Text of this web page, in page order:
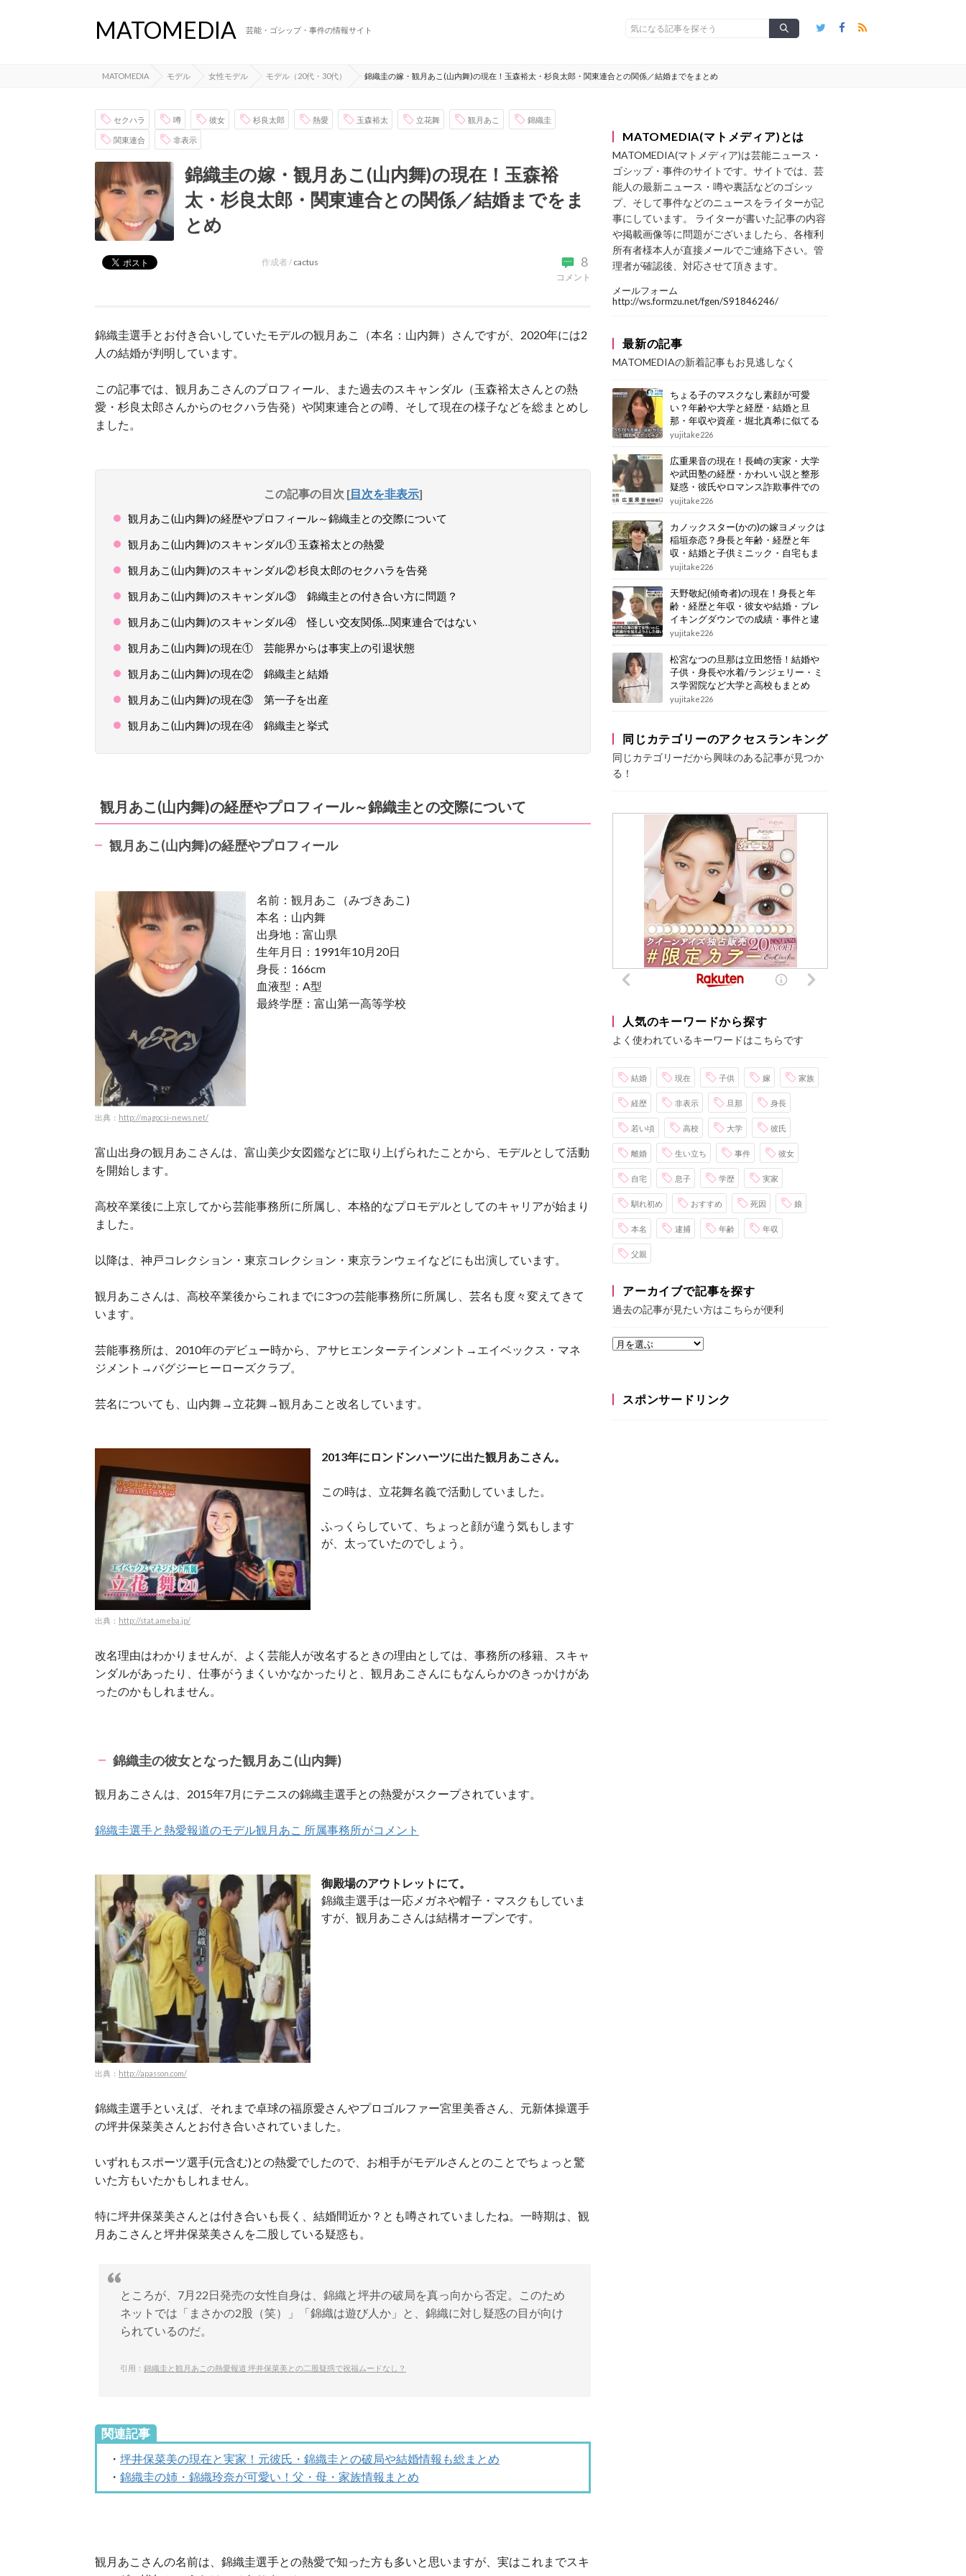
MATOMEDIA 芸能・ゴシップ・事件の情報サイト
MATOMEDIA モデル 女性モデル モデル（20代・30代） 錦織圭の嫁・観月あこ(山内舞)の現在！玉森裕太・杉良太郎・関東連合との関係／結婚までをまとめ
セクハラ 噂 彼女 杉良太郎 熱愛 玉森裕太 立花舞 観月あこ 錦織圭
関東連合 非表示
錦織圭の嫁・観月あこ(山内舞)の現在！玉森裕
太・杉良太郎・関東連合との関係／結婚までをま
とめ
8
コメント
作成者 / cactus
錦織圭選手とお付き合いしていたモデルの観月あこ（本名：山内舞）さんですが、2020年には2
人の結婚が判明しています。
この記事では、観月あこさんのプロフィール、また過去のスキャンダル（玉森裕太さんとの熱
愛・杉良太郎さんからのセクハラ告発）や関東連合との噂、そして現在の様子などを総まとめし
ました。
この記事の目次 [目次を非表示]
観月あこ(山内舞)の経歴やプロフィール～錦織圭との交際について
観月あこ(山内舞)のスキャンダル① 玉森裕太との熱愛
観月あこ(山内舞)のスキャンダル② 杉良太郎のセクハラを告発
観月あこ(山内舞)のスキャンダル③ 錦織圭との付き合い方に問題？
観月あこ(山内舞)のスキャンダル④ 怪しい交友関係…関東連合ではない
観月あこ(山内舞)の現在① 芸能界からは事実上の引退状態
観月あこ(山内舞)の現在② 錦織圭と結婚
観月あこ(山内舞)の現在③ 第一子を出産
観月あこ(山内舞)の現在④ 錦織圭と挙式
観月あこ(山内舞)の経歴やプロフィール～錦織圭との交際について
観月あこ(山内舞)の経歴やプロフィール
出典： http://magocsi-news.net/
名前：観月あこ（みづきあこ)
本名：山内舞
出身地：富山県
生年月日：1991年10月20日
身長：166cm
血液型：A型
最終学歴：富山第一高等学校
富山出身の観月あこさんは、富山美少女図鑑などに取り上げられたことから、 モデルとして活動
を開始します。
高校卒業後に上京してから芸能事務所に所属し、本格的なプロモデルとしてのキャリアが始まり
ました。
以降は、神戸コレクション・東京コレクション・東京ランウェイなどにも出演しています。
観月あこさんは、高校卒業後からこれまでに3つの芸能事務所に所属し、芸名も度々変えてきて
います。
芸能事務所は、2010年のデビュー時から、アサヒエンターテインメント→エイベックス・マネ
ジメント→バグジーヒーローズクラブ。
芸名についても、山内舞→立花舞→観月あこと改名しています。
出典： http://stat.ameba.jp/
2013年にロンドンハーツに出た観月あこさん。
この時は、立花舞名義で活動していました。
ふっくらしていて、ちょっと顔が違う気もします
が、太っていたのでしょう。
改名理由はわかりませんが、よく芸能人が改名するときの理由としては、 事務所の移籍、スキャ
ンダルがあったり、仕事がうまくいかなかったりと、 観月あこさんにもなんらかのきっかけがあ
ったのかもしれません。
錦織圭の彼女となった観月あこ(山内舞)
観月あこさんは、2015年7月にテニスの錦織圭選手との熱愛がスクープされています。
錦織圭選手と熱愛報道のモデル観月あこ 所属事務所がコメント
出典： http://apasson.com/
御殿場のアウトレットにて。
錦織圭選手は一応メガネや帽子・マスクもしていま
すが、観月あこさんは結構オープンです。
錦織圭選手といえば、それまで卓球の福原愛さんやプロゴルファー宮里美香さん、 元新体操選手
の坪井保菜美さんとお付き合いされていました。
いずれもスポーツ選手(元含む)との熱愛でしたので、 お相手がモデルさんとのことでちょっと驚
いた方もいたかもしれません。
特に坪井保菜美さんとは付き合いも長く、結婚間近か？とも噂されていましたね。 一時期は、観
月あこさんと坪井保菜美さんを二股している疑惑も。
ところが、7月22日発売の女性自身は、錦織と坪井の破局を真っ向から否定。このため
ネットでは「まさかの2股（笑）」「錦織は遊び人か」と、錦織に対し疑惑の目が向け
られているのだ。
引用： 錦織圭と観月あこの熱愛報道 坪井保菜美との二股疑惑で祝福ムードなし？
関連記事
・ 坪井保菜美の現在と実家！元彼氏・錦織圭との破局や結婚情報も総まとめ
・ 錦織圭の姉・錦織玲奈が可愛い！父・母・家族情報まとめ
観月あこさんの名前は、錦織圭選手との熱愛で知った方も多いと思いますが、実はこれまでスキ
MATOMEDIA(マトメディア)とは
MATOMEDIA(マトメディア)は芸能ニュース・
ゴシップ・事件のサイトです。サイトでは、芸
能人の最新ニュース・噂や裏話などのゴシッ
プ、そして事件などのニュースをライターが記
事にしています。 ライターが書いた記事の内容
や掲載画像等に問題がございましたら、各権利
所有者様本人が直接メールでご連絡下さい。管
理者が確認後、対応させて頂きます。
メールフォーム
http://ws.formzu.net/fgen/S91846246/
最新の記事
MATOMEDIAの新着記事もお見逃しなく
ちょる子のマスクなし素顔が可愛
い？年齢や大学と経歴・結婚と旦
那・年収や資産・堀北真希に似てる
画像もまとめ
yujitake226
広重果音の現在！長崎の実家・大学
や武田塾の経歴・かわいい説と整形
疑惑・彼氏やロマンス詐欺事件での
逮捕もまとめ
yujitake226
カノックスター(かの)の嫁ヨメックは
稲垣奈恋？身長と年齢・経歴と年
収・結婚と子供ミニック・自宅もま
とめ
yujitake226
天野敬紀(傾奇者)の現在！身長と年
齢・経歴と年収・彼女や結婚・ブレ
イキングダウンでの成績・事件と逮
捕もまとめ
yujitake226
松宮なつの旦那は立田悠悟！結婚や
子供・身長や水着/ランジェリー・ミ
ス学習院など大学と高校もまとめ
yujitake226
同じカテゴリーのアクセスランキング
同じカテゴリーだから興味のある記事が見つか
る！
人気のキーワードから探す
よく使われているキーワードはこちらです
結婚 現在 子供 嫁 家族
経歴 非表示 旦那 身長
若い頃 高校 大学 彼氏
離婚 生い立ち 事件 彼女
自宅 息子 学歴 実家
馴れ初め おすすめ 死因 娘
本名 逮捕 年齢 年収
父親
アーカイブで記事を探す
過去の記事が見たい方はこちらが便利
スポンサードリンク